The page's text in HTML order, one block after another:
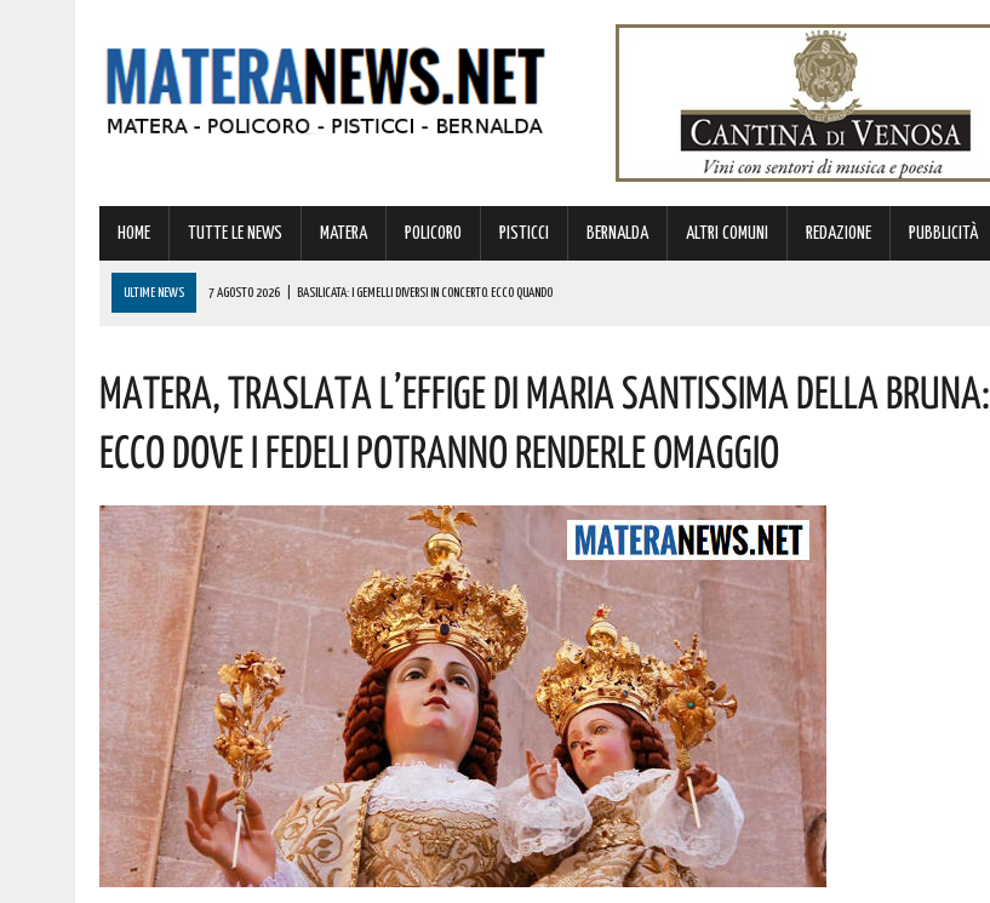
HOME TUTTE LE NEWS MATERA POLICORO PISTICCI BERNALDA ALTRI COMUNI REDAZIONE PUBBLICITÀ
ULTIME NEWS 7 AGOSTO 2026 BASILICATA: I GEMELLI DIVERSI IN CONCERTO. ECCO QUANDO
DECRETO INTERMINISTERIALE PER IL BYPASS MATERA: LE ULTIME NOTIZIE
7 AGOSTO 2026 MATERA NELLA MORSA DEL CALDO: SOLE PIENO E TEMPERATURE IN AUMENTO. ECCO LE PREVISIONI
7 AGOSTO 2026 RAPINA AGGRAVATA A POLICORO: 24ENNE NEI GUAI! L’INTERVENTO DEI CARABINIERI
Matera, Traslata L’effige Di Maria Santissima Della Bruna:
Ecco Dove I Fedeli Potranno Renderle Omaggio